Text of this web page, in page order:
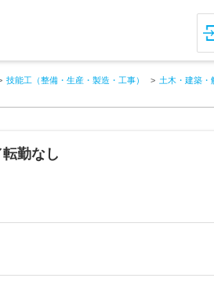
技能工（整備・生産・製造・工事） 土木・建築・
勤なし